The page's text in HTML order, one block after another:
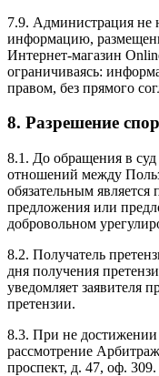
7.9. Администрация не
информацию,
Интернет-магазин
ограничиваясь:
правом, без прямого
8. Разрешение
8.1. До обращения в
отношений между
обязательным
предложения или
добровольном
8.2. Получатель
дня получения
уведомляет заявителя
претензии.
8.3. При не достижении
рассмотрение
проспект, д. 47, оф. 309.